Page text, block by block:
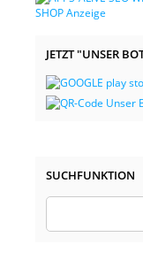
JETZT "UNSER
SUCHFUNKTION